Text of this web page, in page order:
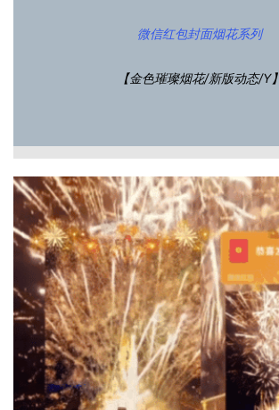
微信红包封面烟花系列
【金色璀璨烟花/新版动态/Y】